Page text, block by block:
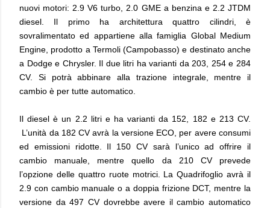
nuovi motori: 2.9 V6 turbo, 2.0 GME a benzina e 2.2 JTDM
diesel. Il primo ha architettura quattro cilindri, è
sovralimentato ed appartiene alla famiglia Global Medium
Engine, prodotto a Termoli (Campobasso) e destinato anche
a Dodge e Chrysler. Il due litri ha varianti da 203, 254 e 284
CV. Si potrà abbinare alla trazione integrale, mentre il
cambio è per tutte automatico.
Il diesel è un 2.2 litri e ha varianti da 152, 182 e 213 CV.
L’unità da 182 CV avrà la versione ECO, per avere consumi
ed emissioni ridotte. Il 150 CV sarà l’unico ad offrire il
cambio manuale, mentre quello da 210 CV prevede
l’opzione delle quattro ruote motrici. La Quadrifoglio avrà il
2.9 con cambio manuale o a doppia frizione DCT, mentre la
versione da 497 CV dovrebbe avere il cambio automatico